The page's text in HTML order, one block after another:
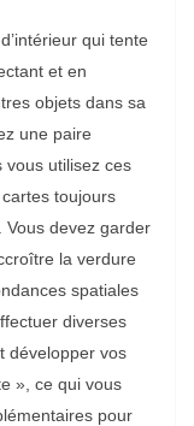
qui tente
et en
objets dans sa
une paire
vous utilisez ces
toujours
Vous devez garder
la verdure
spatiales
diverses
développer vos
», ce qui vous
pour